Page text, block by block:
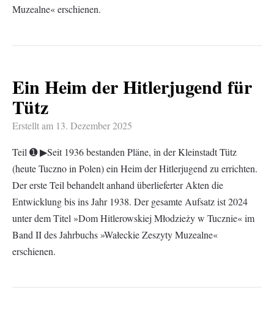
Muzealne« erschienen.
Ein Heim der Hitlerjugend für
Tütz
Erstellt am 13. Dezember 2025
Teil ➊ ▶︎Seit 1936 bestanden Pläne, in der Kleinstadt Tütz
(heute Tuczno in Polen) ein Heim der Hitlerjugend zu errichten.
Der erste Teil behandelt anhand überlieferter Akten die
Entwicklung bis ins Jahr 1938. Der gesamte Aufsatz ist 2024
unter dem Titel »Dom Hitlerowskiej Młodzieży w Tucznie« im
Band II des Jahrbuchs »Wałeckie Zeszyty Muzealne«
erschienen.